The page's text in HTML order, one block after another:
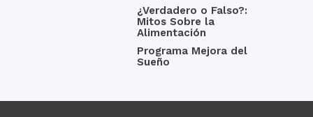
¿Verdadero o Falso?:
Mitos Sobre la
Alimentación
Programa Mejora del
Sueño